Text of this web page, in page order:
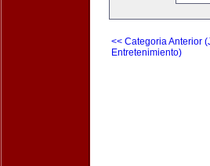
<< Categoria Anterior
Entretenimiento)